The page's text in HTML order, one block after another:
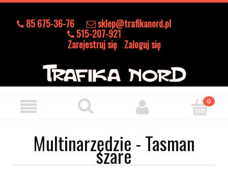
85 675-36-76 sklep@trafikanord.pl
515-207-921
Zarejestruj się Zaloguj się
Multinarzędzie - Tasman
szare